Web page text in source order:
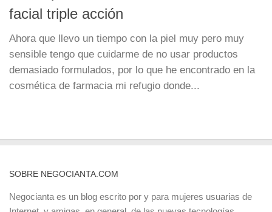
facial triple acción
Ahora que llevo un tiempo con la piel muy pero muy
sensible tengo que cuidarme de no usar productos
demasiado formulados, por lo que he encontrado en la
cosmética de farmacia mi refugio donde...
SOBRE NEGOCIANTA.COM
Negocianta es un blog escrito por y para mujeres usuarias de